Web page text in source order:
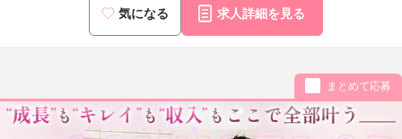
気になる 求人詳細を見る
まとめて応募